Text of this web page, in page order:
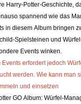
Preis-Leistungs-
nehmen oder an
zu erhalten. Auf
Stickern) zu
einen außergewöhnlichen
dafür ein, dass Ihr
Harry-Potter-Geschichte,
spannend wie das
in diesem Album bringen
Spielsteinen und
Events winken.
erfordert jedoch
werden. Wie kann man
und einsetzen